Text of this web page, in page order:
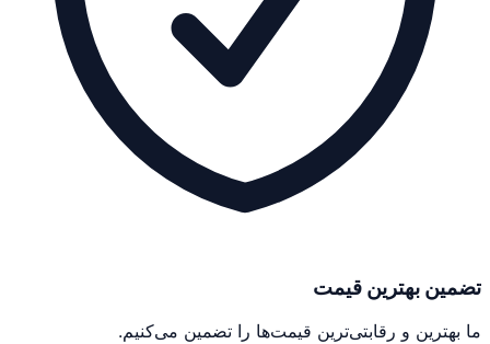
تضمین بهترین قیمت
ما بهترین و رقابتی‌ترین قیمت‌ها را تضمین می‌کنیم.